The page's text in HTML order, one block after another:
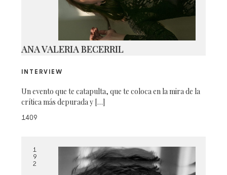
ANA VALERIA BECERRIL
INTERVIEW
Un evento que te catapulta, que te coloca en la mira de la
crítica más depurada y […]
1409
1
9
2